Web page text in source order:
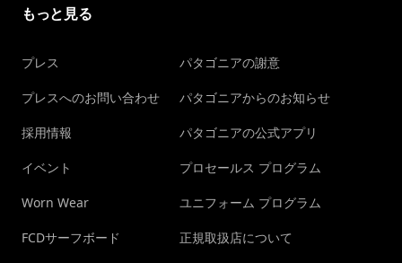
もっと見る
プレス
プレスへのお問い合わせ
採用情報
イベント
Worn Wear
FCDサーフボード
パタゴニアの謝意
パタゴニアからのお知らせ
パタゴニアの公式アプリ
プロセールス プログラム
ユニフォーム プログラム
正規取扱店について